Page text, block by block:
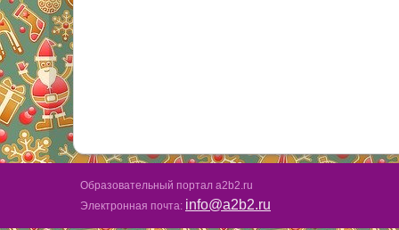
Образовательный портал a2b2.ru
Электронная почта: info@a2b2.ru